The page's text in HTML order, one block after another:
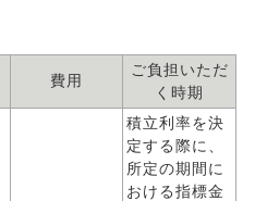
費用
ご負担いただ
く時期
積立利率を決
定する際に、
所定の期間に
おける指標金